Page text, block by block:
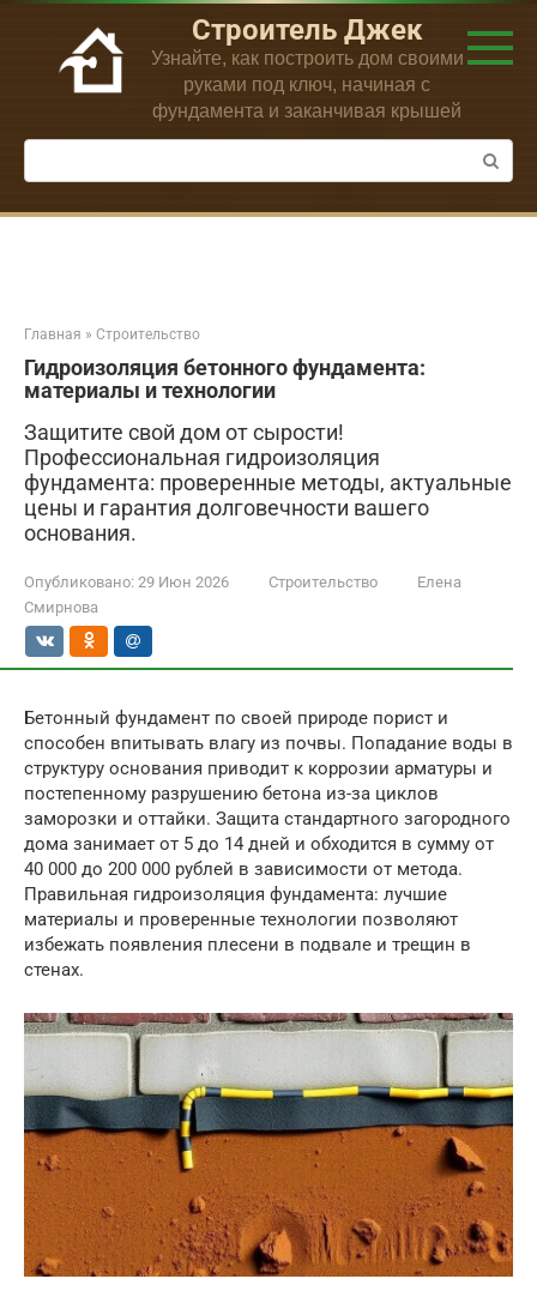
Перейти
контенту
Строитель Джек
Узнайте, как построить дом своими
руками под ключ, начиная с
фундамента и заканчивая крышей
Поиск:
Главная » Строительство
Гидроизоляция бетонного фундамента:
материалы и технологии
Защитите свой дом от сырости!
Профессиональная гидроизоляция
фундамента: проверенные методы, актуальные
цены и гарантия долговечности вашего
основания.
Опубликовано: 29 Июн 2026 Строительство
Елена
Смирнова
Бетонный фундамент по своей природе порист и
способен впитывать влагу из почвы. Попадание воды в
структуру основания приводит к коррозии арматуры и
постепенному разрушению бетона из-за циклов
заморозки и оттайки. Защита стандартного загородного
дома занимает от 5 до 14 дней и обходится в сумму от
40 000 до 200 000 рублей в зависимости от метода.
Правильная гидроизоляция фундамента: лучшие
материалы и проверенные технологии позволяют
избежать появления плесени в подвале и трещин в
стенах.